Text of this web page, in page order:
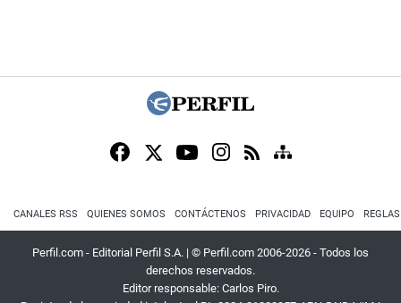
CANALES RSS QUIENES SOMOS CONTÁCTENOS PRIVACIDAD EQUIPO
Perfil.com - Editorial Perfil S.A. | © Perfil.com 2006-2026 - Todos los
derechos reservados.
Editor responsable: Carlos Piro.